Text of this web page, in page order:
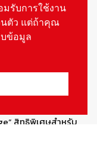
มลุยชิงส่วนแบ่งตลาด
ขึ้น
สิทธิพิเศษสำหรับ
มรับการใช้งาน
นตัว แต่ถ้าคุณ
บข้อมูล